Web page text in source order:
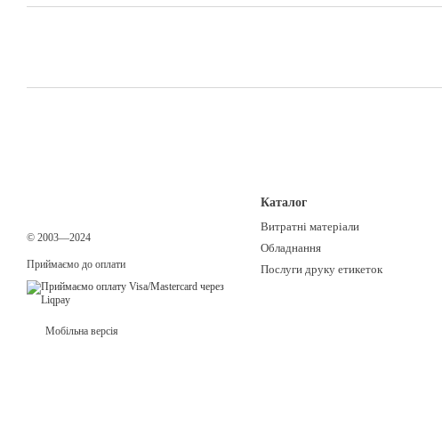
© 2003—2024
Приймаємо до оплати
Мобільна версія
Каталог
Витратні матеріали
Обладнання
Послуги друку етикеток